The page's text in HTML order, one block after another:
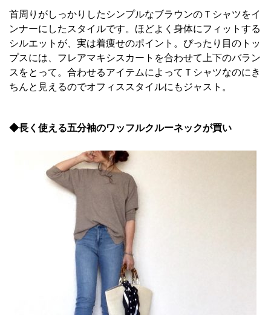
首周りがしっかりしたシンプルなブラウンのＴシャツをイ
ンナーにしたスタイルです。ほどよく身体にフィットする
シルエットが、実は着痩せのポイント。ぴったり目のトッ
プスには、フレアマキシスカートを合わせて上下のバラン
スをとって。合わせるアイテムによってＴシャツなのにき
ちんと見えるのでオフィススタイルにもジャスト。
◆長く使える五分袖のワッフルクルーネックが買い